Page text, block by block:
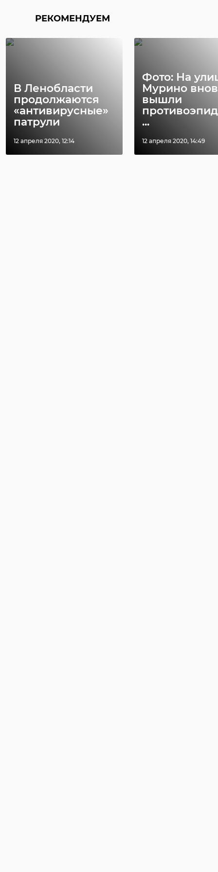
РЕКОМЕНДУЕМ
В Ленобласти
продолжаются
«антивирусные»
патрули
12 апреля 2020, 12:14
Фото: На
Мурино
вышли
...
12 апреля 2020, 14:49